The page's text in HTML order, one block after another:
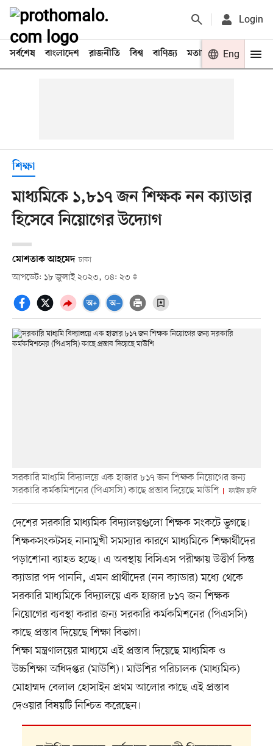
Login
সর্বশেষ বাংলাদেশ রাজনীতি বিশ্ব বাণিজ্য মতামত খেলা
Eng
শিক্ষা
মাধ্যমিকে ১,৮১৭ জন শিক্ষক নন ক্যাডার
হিসেবে নিয়োগের উদ্যোগ
মোশতাক আহমেদ ঢাকা
আপডেট: ১৮ জুলাই ২০২৩, ০৪: ২৩
সরকারি মাধ্যমি বিদ্যালয়ে এক হাজার ৮১৭ জন শিক্ষক নিয়োগের জন্য
সরকারি কর্মকমিশনের (পিএসসি) কাছে প্রস্তাব দিয়েছে মাউশি
ফাইল ছবি
দেশের সরকারি মাধ্যমিক বিদ্যালয়গুলো শিক্ষক সংকটে ভুগছে।
শিক্ষকসংকটসহ নানামুখী সমস্যার কারণে মাধ্যমিকে শিক্ষার্থীদের
পড়াশোনা ব্যাহত হচ্ছে। এ অবস্থায় বিসিএস পরীক্ষায় উত্তীর্ণ কিন্তু
ক্যাডার পদ পাননি, এমন প্রার্থীদের (নন ক্যাডার) মধ্যে থেকে
সরকারি মাধ্যমিকে বিদ্যালয়ে এক হাজার ৮১৭ জন শিক্ষক
নিয়োগের ব্যবস্থা করার জন্য সরকারি কর্মকমিশনের (পিএসসি)
কাছে প্রস্তাব দিয়েছে শিক্ষা বিভাগ।
শিক্ষা মন্ত্রণালয়ের মাধ্যমে এই প্রস্তাব দিয়েছে মাধ্যমিক ও
উচ্চশিক্ষা অধিদপ্তর (মাউশি)। মাউশির পরিচালক (মাধ্যমিক)
মোহাম্মদ বেলাল হোসাইন প্রথম আলোর কাছে এই প্রস্তাব
দেওয়ার বিষয়টি নিশ্চিত করেছেন।